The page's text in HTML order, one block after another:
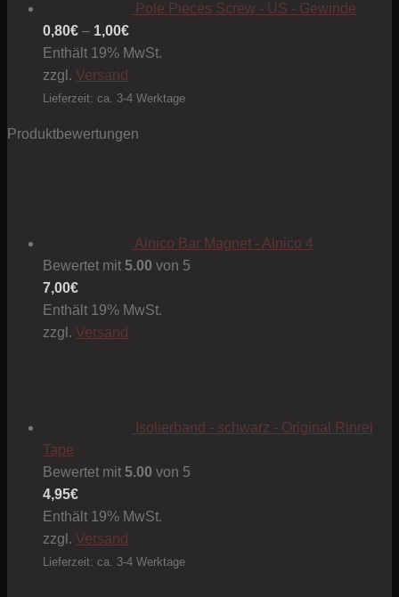
Pole Pieces Screw - US - Gewinde
0,80€ – 1,00€Preisspanne:
0,80€
1,00€
Enthält 19% MwSt.
zzgl. Versand
Lieferzeit: ca. 3-4 Werktage
Produktbewertungen
Alnico Bar Magnet - Alnico 4
Bewertet mit 5.00 von 5
7,00€
Enthält 19% MwSt.
zzgl. Versand
Isolierband - schwarz - Original Rinrei
Tape
Bewertet mit 5.00 von 5
4,95€
Enthält 19% MwSt.
zzgl. Versand
Lieferzeit: ca. 3-4 Werktage